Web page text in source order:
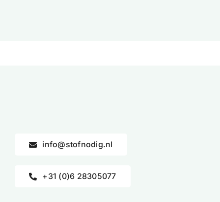
info@stofnodig.nl
+31 (0)6 28305077